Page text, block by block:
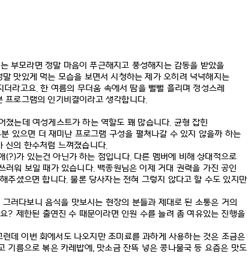
부모라면 정말 마음이 푸근해지고 풍성해지는 감동을 받았을
맛있게 먹는 모습을 보면서 시청하는 제가 오히려 넉넉해지는
더라고요.한 여름의 무더움 속에서 땀을 뻘뻘 흘리며 정성스레
프로그램의 인기비결이라고 생각합니다.
졌는데 여성게스트가 하는 역할도 꽤 많습니다. 균형 잡힌
있으면 더 재미난 프로그램 구성을 펼쳐나갈 수 있지 않을까 하는
신의 한수처럼 느껴졌습니다.
(?)가 있는건 아닌가 하는 점입니다. 다른 멤버에 비해 상대적으로
러워 보일 때가 있습니다. 백종원님은 이제 거대 권력을 가진 공인
주셨으면 합니다.물론 당사자는 전혀 그렇지 않다고 할 수도 있지만
그러다보니 음식을 맛보시는 현장의 분들과 제대로 된 소통은 거의
? 제한된 출연진 수 때문이라면 인원 수를 늘려 좀 여유있는 진행을
런데 이번 회에서도 나오지만 조미료를 과하게 사용하는 것은 조금은
기름으로 볶은 카레밥에, 맛소금 잔뜩 넣은 콩나물국 등 요즘은 맛도